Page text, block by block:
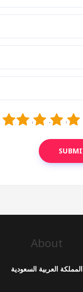
5
4
3
2
About
المملكة العربية السعودية